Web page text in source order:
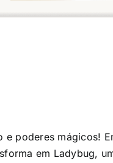
poderes mágicos!
em Ladybug,